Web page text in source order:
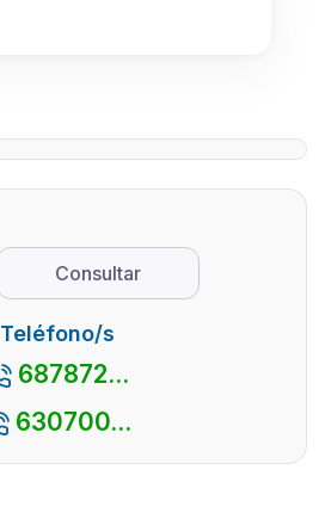
Consultar
Teléfono/s
687872...
630700...